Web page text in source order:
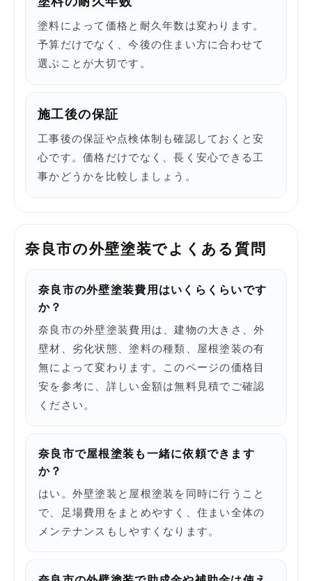
塗料によって価格と耐久年数は変わります。
予算だけでなく、今後の住まい方に合わせて
選ぶことが大切です。
施工後の保証
工事後の保証や点検体制も確認しておくと安
心です。価格だけでなく、長く安心できる工
事かどうかを比較しましょう。
奈良市の外壁塗装でよくある質問
奈良市の外壁塗装費用はいくらくらいです
か？
奈良市の外壁塗装費用は、建物の大きさ、外
壁材、劣化状態、塗料の種類、屋根塗装の有
無によって変わります。このページの価格目
安を参考に、詳しい金額は無料見積でご確認
ください。
奈良市で屋根塗装も一緒に依頼できます
か？
はい。外壁塗装と屋根塗装を同時に行うこと
で、足場費用をまとめやすく、住まい全体の
メンテナンスもしやすくなります。